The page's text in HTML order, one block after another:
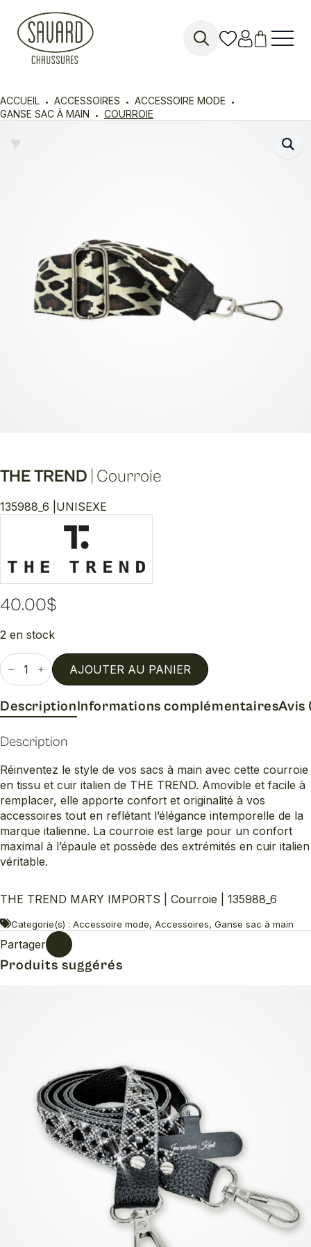
ACCUEIL ACCESSOIRES
ACCESSOIRE MODE
GANSE SAC À MAIN
COURROIE
THE TREND Courroie
135988_6 | UNISEXE
40.00$
2 en stock
quantité
de
Courroie
AJOUTER AU PANIER
DescriptionInformations complémentairesAvis
Description
Réinventez le style de vos sacs à main avec cette courroie
en tissu et cuir italien de THE TREND. Amovible et facile à
remplacer, elle apporte confort et originalité à vos
accessoires tout en reflétant l’élégance intemporelle de la
marque italienne. La courroie est large pour un confort
maximal à l’épaule et possède des extrémités en cuir italien
véritable.
THE TREND MARY IMPORTS | Courroie | 135988_6
Categorie(s) : Accessoire mode, Accessoires, Ganse sac à main
Partager
Produits suggérés